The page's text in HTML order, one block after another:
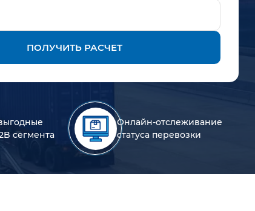
ПОЛУЧИТЬ РАСЧЕТ
сегмента
Онлайн-отслеживание
статуса перевозки